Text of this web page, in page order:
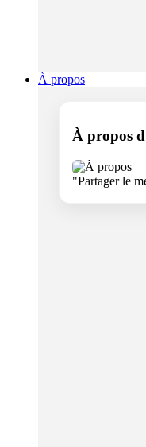
À propos
À propos
"Partager le